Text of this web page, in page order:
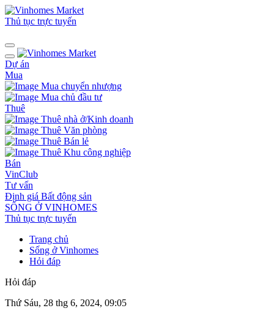
Thủ tục trực tuyến
Dự án
Mua
Mua chuyển nhượng
Mua chủ đầu tư
Thuê
Thuê nhà ở/Kinh doanh
Thuê Văn phòng
Thuê Bán lẻ
Thuê Khu công nghiệp
Bán
VinClub
Tư vấn
Định giá Bất động sản
SỐNG Ở VINHOMES
Thủ tục trực tuyến
Trang chủ
Sống ở Vinhomes
Hỏi đáp
Hỏi đáp
Thứ Sáu, 28 thg 6, 2024, 09:05